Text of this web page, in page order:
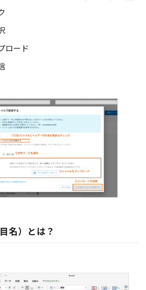
ロード
名）とは？